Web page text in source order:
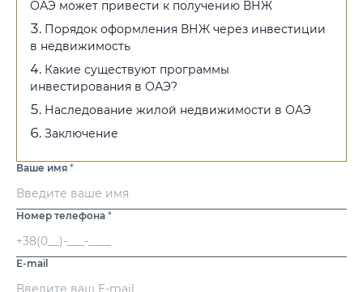
ОАЭ может привести к получению ВНЖ
Порядок оформления ВНЖ через инвестиции
в недвижимость
Какие существуют программы
инвестирования в ОАЭ?
Наследование жилой недвижимости в ОАЭ
Заключение
Ваше имя *
Номер телефона *
E-mail